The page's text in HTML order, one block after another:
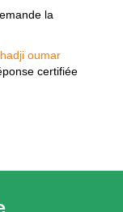
la
oumar
certifiée